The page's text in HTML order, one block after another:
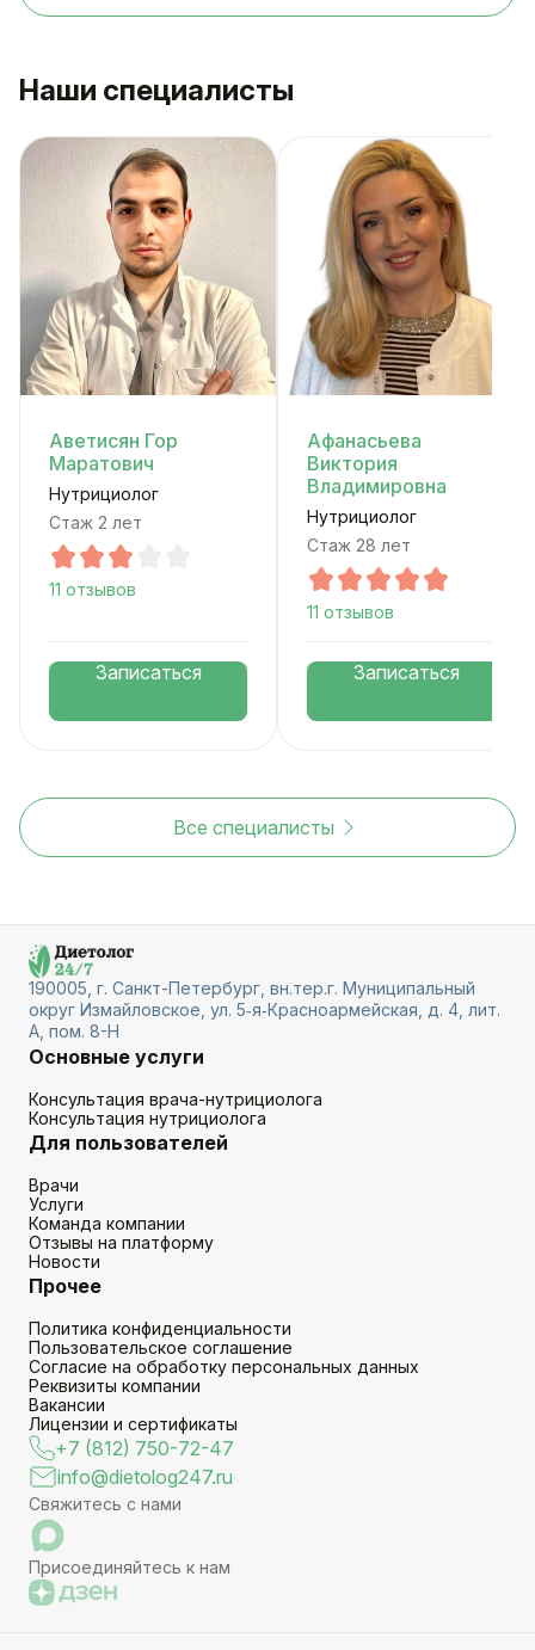
Наши специалисты
Аветисян Гор
Маратович
Нутрициолог
Стаж 2 лет
11 отзывов
Записаться
Афанасьева
Виктория
Владимировна
Нутрициолог
Стаж 28 лет
11 отзывов
Записаться
Все специалисты
190005, г. Санкт-Петербург, вн.тер.г. Муниципальный
округ Измайловское, ул. 5‑я‑Красноармейская, д. 4, лит.
А, пом. 8-Н
Основные услуги
Консультация врача-нутрициолога
Консультация нутрициолога
Для пользователей
Врачи
Услуги
Команда компании
Отзывы на платформу
Новости
Прочее
Политика конфиденциальности
Пользовательское соглашение
Согласие на обработку персональных данных
Реквизиты компании
Вакансии
Лицензии и сертификаты
+7 (812) 750-72-47
info@dietolog247.ru
Свяжитесь с нами
Присоединяйтесь к нам